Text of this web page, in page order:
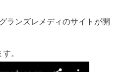
ランズレメディのサイトが開
。